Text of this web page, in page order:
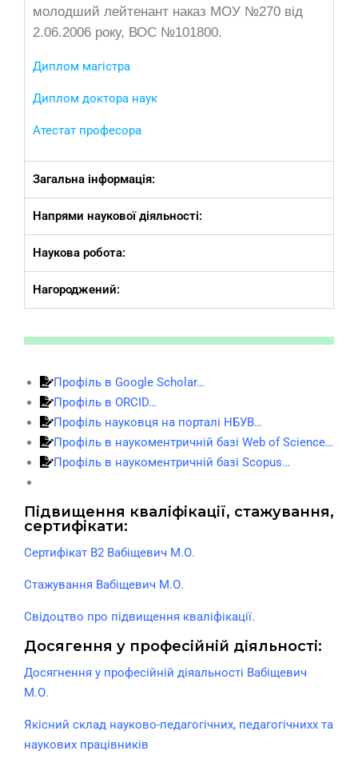
молодший лейтенант наказ МОУ №270 від
2.06.2006 року, ВОС №101800.
Диплом магістра
Диплом доктора наук
Атестат професора
Загальна інформація:
Напрями наукової діяльності:
Наукова робота:
Нагороджений:
Профіль в Google Scholar…
Профіль в ORCID…
Профіль науковця на порталі НБУВ…
Профіль в наукоментричній базі Web of Science…
Профіль в наукоментричній базі Scopus…
Підвищення кваліфікації, стажування,
сертифікати:
Сертифікат В2 Вабіщевич М.О.
Стажування Вабіщевич М.О.
Свідоцтво про підвищення кваліфікації.
Досягення у професійній діяльності:
Досягнення у професійній діяальності Вабіщевич
М.О.
Якісний склад науково-педагогічних, педагогічнихх та
наукових працівників